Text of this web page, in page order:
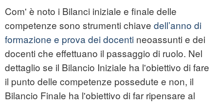
Com' è noto i Bilanci iniziale e finale delle
competenze sono strumenti chiave dell’anno di
formazione e prova dei docenti neoassunti e dei
docenti che effettuano il passaggio di ruolo. Nel
dettaglio se il Bilancio Iniziale ha l'obiettivo di fare
il punto delle competenze possedute e non, il
Bilancio Finale ha l'obiettivo di far ripensare al